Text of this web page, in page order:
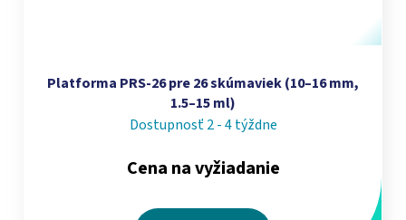
Platforma PRS-26 pre 26 skúmaviek (10–16 mm,
1.5–15 ml)
Dostupnosť 2 - 4 týždne
Cena na vyžiadanie